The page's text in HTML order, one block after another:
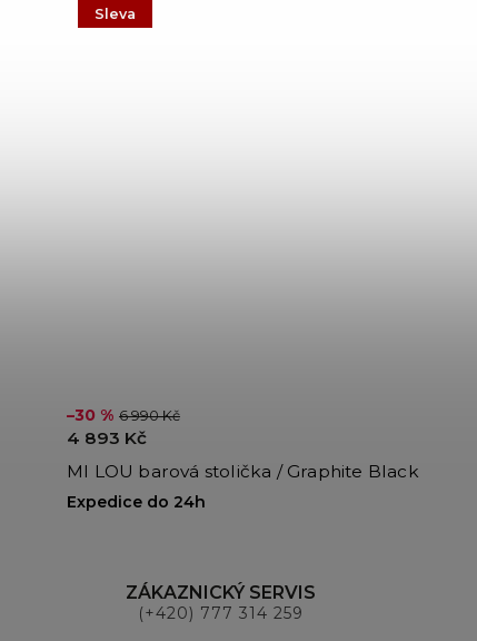
Sleva
MI LOU barová stolička / Graphite Black
Expedice do 24h
–30 % 6 990 Kč
4 893 Kč
ZÁKAZNICKÝ SERVIS
(+420) 777 314 259